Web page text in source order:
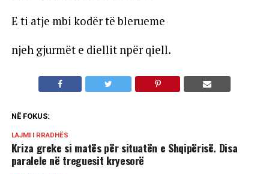
E ti atje mbi kodër të blerueme
njeh gjurmët e diellit npër qiell.
NË FOKUS:
LAJMI I RRADHËS
Kriza greke si matës për situatën e Shqipërisë. Disa
paralele në treguesit kryesorë